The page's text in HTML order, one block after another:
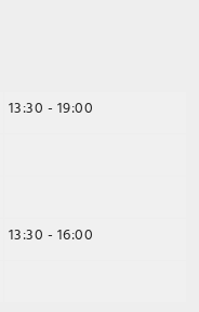
13:30 - 19:00
13:30 - 16:00